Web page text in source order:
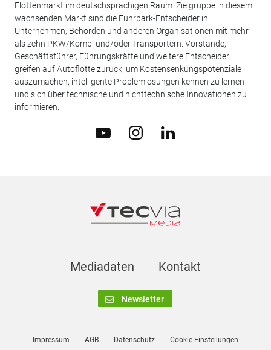
Flottenmarkt im deutschsprachigen Raum. Zielgruppe in diesem
wachsenden Markt sind die Fuhrpark-Entscheider in
Unternehmen, Behörden und anderen Organisationen mit mehr
als zehn PKW/Kombi und/oder Transportern. Vorstände,
Geschäftsführer, Führungskräfte und weitere Entscheider
greifen auf Autoflotte zurück, um Kostensenkungspotenziale
auszumachen, intelligente Problemlösungen kennen zu lernen
und sich über technische und nichttechnische Innovationen zu
informieren.
Mediadaten Kontakt
Newsletter
Impressum AGB Datenschutz Cookie-Einstellungen